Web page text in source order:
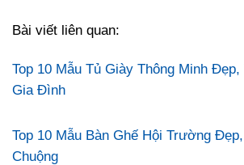
Bài viết liên quan:
Top 10 Mẫu Tủ Giày Thông Minh Đẹp,
Gia Đình
Top 10 Mẫu Bàn Ghế Hội Trường
Chuộng